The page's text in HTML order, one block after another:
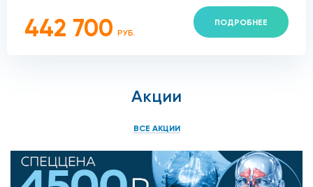
442 700 РУБ.
ПОДРОБНЕЕ
Акции
ВСЕ АКЦИИ